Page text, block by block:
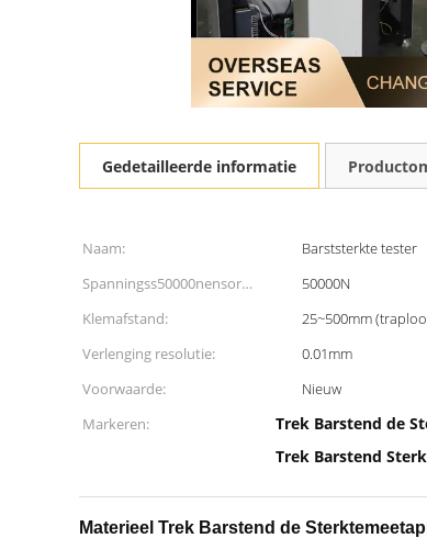
Gedetailleerde informatie
Naam: Barststerkte tester
Spanningss50000nensor
waaier:
50000N
Klemafstand:
25~500mm
Verlenging resolutie:
0.01mm
Voorwaarde:
Nieuw
Markeren:
Trek Barstend de
Trek Barstend
Materieel Trek Barstend de